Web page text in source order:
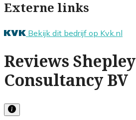
Externe links
Bekijk dit bedrijf op Kvk.nl
Reviews Shepley
Consultancy BV